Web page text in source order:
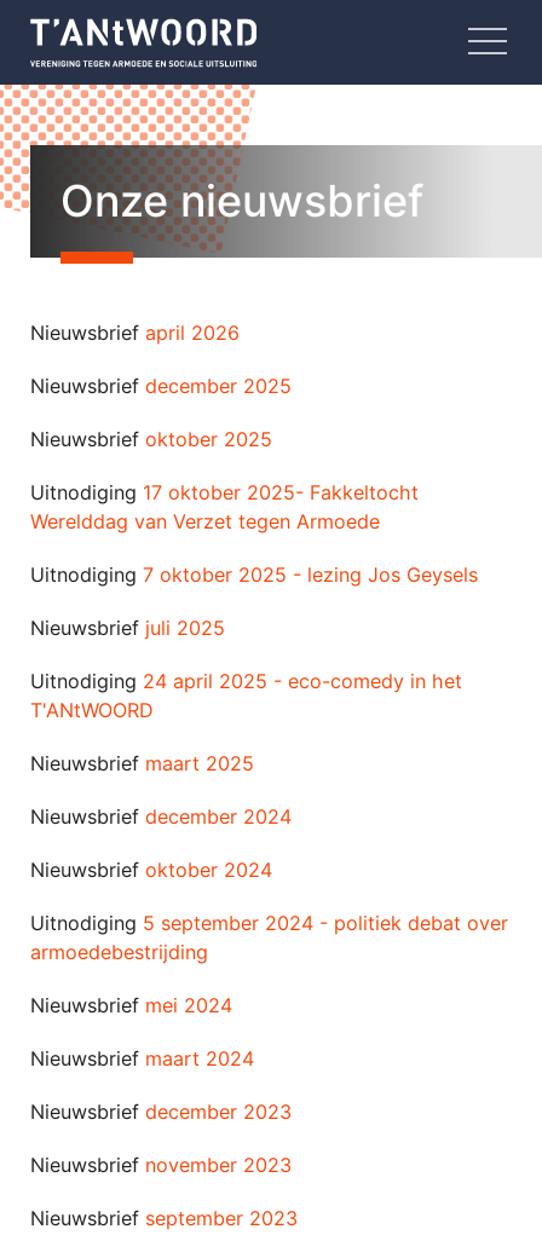
Onze nieuwsbrief
Nieuwsbrief april 2026
Nieuwsbrief december 2025
Nieuwsbrief oktober 2025
Uitnodiging 17 oktober 2025- Fakkeltocht
Werelddag van Verzet tegen Armoede
Uitnodiging 7 oktober 2025 - lezing Jos Geysels
Nieuwsbrief juli 2025
Uitnodiging 24 april 2025 - eco-comedy in het
T'ANtWOORD
Nieuwsbrief maart 2025
Nieuwsbrief december 2024
Nieuwsbrief oktober 2024
Uitnodiging 5 september 2024 - politiek debat over
armoedebestrijding
Nieuwsbrief mei 2024
Nieuwsbrief maart 2024
Nieuwsbrief december 2023
Nieuwsbrief november 2023
Nieuwsbrief september 2023